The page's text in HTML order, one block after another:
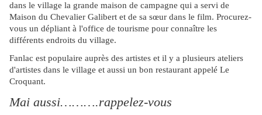
dans le village la grande maison de campagne qui a servi de
Maison du Chevalier Galibert et de sa sœur dans le film. Procurez-
vous un dépliant à l'office de tourisme pour connaître les
différents endroits du village.
Fanlac est populaire auprès des artistes et il y a plusieurs ateliers
d'artistes dans le village et aussi un bon restaurant appelé Le
Croquant.
Mai aussi……….rappelez-vous